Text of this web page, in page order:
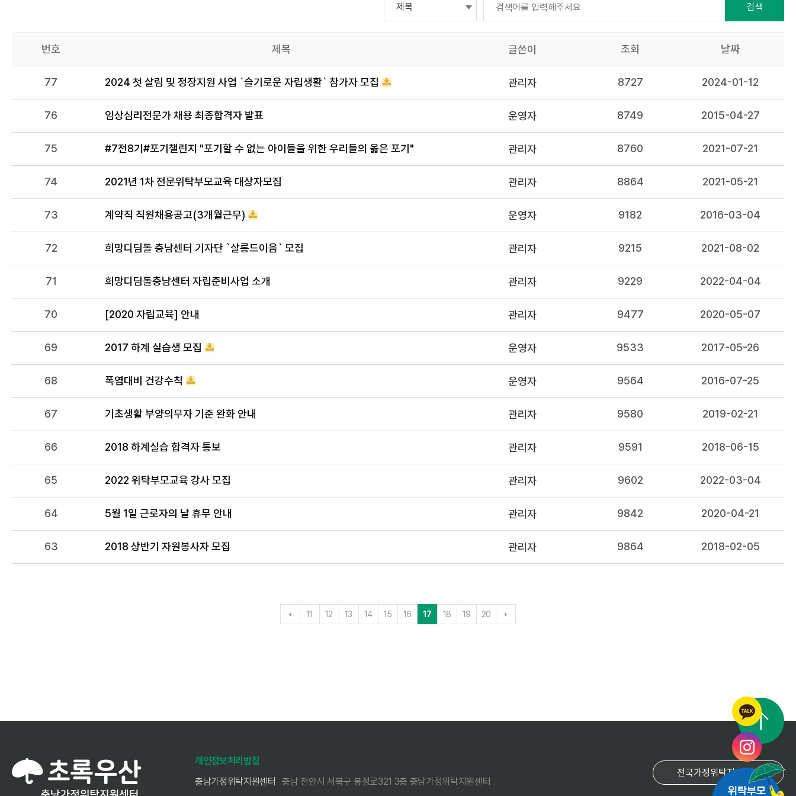
검색
번호 제목 글쓴이 조회 날짜
77 2024 첫 살림 및 정장지원 사업 `슬기로운 자립생활` 참가자 모집 관리자 8727 2024-01-12
76 임상심리전문가 채용 최종합격자 발표 운영자 8749 2015-04-27
75 #7전8기#포기챌린지 "포기할 수 없는 아이들을 위한 우리들의 옳은 포기" 관리자 8760 2021-07-21
74 2021년 1차 전문위탁부모교육 대상자모집 관리자 8864 2021-05-21
73 계약직 직원채용공고(3개월근무) 운영자 9182 2016-03-04
72 희망디딤돌 충남센터 기자단 `살롱드이음` 모집 관리자 9215 2021-08-02
71 희망디딤돌충남센터 자립준비사업 소개 관리자 9229 2022-04-04
70 [2020 자립교육] 안내 관리자 9477 2020-05-07
69 2017 하계 실습생 모집 운영자 9533 2017-05-26
68 폭염대비 건강수칙 운영자 9564 2016-07-25
67 기초생활 부양의무자 기준 완화 안내 관리자 9580 2019-02-21
66 2018 하계실습 합격자 통보 관리자 9591 2018-06-15
65 2022 위탁부모교육 강사 모집 관리자 9602 2022-03-04
64 5월 1일 근로자의 날 휴무 안내 관리자 9842 2020-04-21
63 2018 상반기 자원봉사자 모집 관리자 9864 2018-02-05
11 12 13 14 15 16 17 18 19 20
개인정보처리방침
충남가정위탁지원센터
충남 천안시 서북구 봉정로321 3층 충남가정위탁지원센터
위탁부모